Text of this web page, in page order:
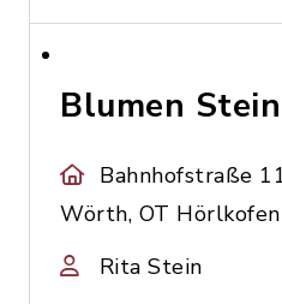
Blumen Stein
Bahnhofstraße
Wörth, OT Hörlkofen
Rita Stein